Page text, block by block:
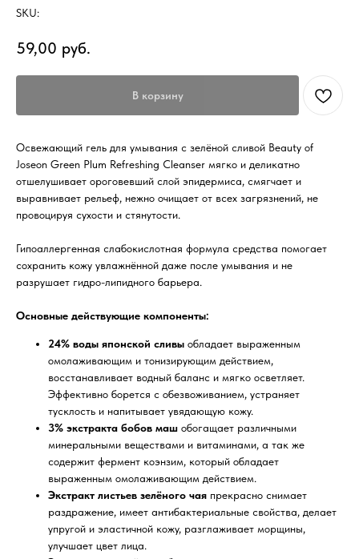
SKU:
59,00 руб.
В корзину
Освежающий гель для умывания с зелёной сливой Beauty of
Joseon Green Plum Refreshing Cleanser мягко и деликатно
отшелушивает ороговевший слой эпидермиса, смягчает и
выравнивает рельеф, нежно очищает от всех загрязнений, не
провоцируя сухости и стянутости.
Гипоаллергенная слабокислотная формула средства помогает
сохранить кожу увлажнённой даже после умывания и не
разрушает гидро-липидного барьера.
Основные действующие компоненты:
24% воды японской сливы обладает выраженным
омолаживающим и тонизирующим действием,
восстанавливает водный баланс и мягко осветляет.
Эффективно борется с обезвоживанием, устраняет
тусклость и напитывает увядающую кожу.
3% экстракта бобов маш обогащает различными
минеральными веществами и витаминами, а так же
содержит фермент коэнзим, который обладает
выраженным омолаживающим действием.
Экстракт листьев зелёного чая прекрасно снимает
раздражение, имеет антибактериальные свойства, делает
упругой и эластичной кожу, разглаживает морщины,
улучшает цвет лица.